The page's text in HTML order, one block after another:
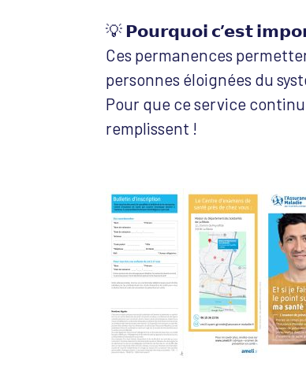
💡 𝗣𝗼𝘂𝗿𝗾𝘂𝗼𝗶 𝗰’𝗲𝘀𝘁
Ces permanences
personnes éloignées du
Pour que ce service
remplissent !